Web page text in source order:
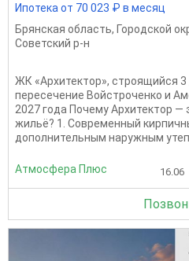
Ипотека от 70 023 ₽ в месяц
Брянская область, Городской
Советский р-н
ЖК «Архитектор», строящийся 3
пересечение Войстроченко и
2027 года Почему Архитектор —
жильё? 1. Современный
дополнительным наружным
Атмосфера Плюс 16.06